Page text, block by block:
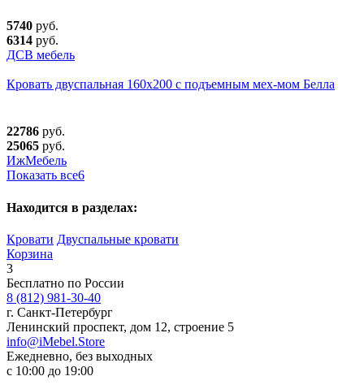
5740 руб.
6314 руб.
ДСВ мебель
Кровать двуспальная 160x200 с подъемным мех-мом Белла
22786 руб.
25065 руб.
ИжМебель
Показать все6
Находится в разделах:
Кровати Двуспальные кровати
Корзина
3
Бесплатно по России
8 (812) 981-30-40
г. Санкт-Петербург
Ленинский проспект, дом 12, строение 5
info@iMebel.Store
Ежедневно, без выходных
с 10:00 до 19:00